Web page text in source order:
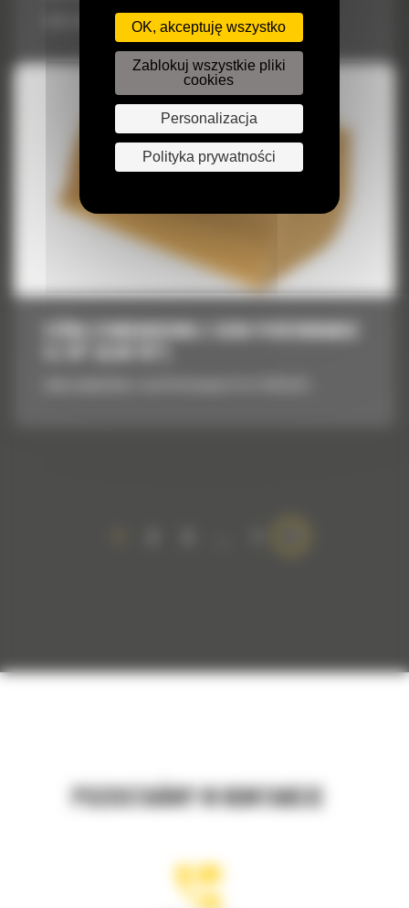
Łyżka standardowa z serii Performance 6,4 m³ (8,25 yd³)
ŁYŻKA STANDARDOWA Z SERII PERFORMANCE
POZOSTAŃMY W KONTAKCIE
OK, akceptuję wszystko
Zablokuj wszystkie pliki
cookies
Personalizacja
Polityka prywatności